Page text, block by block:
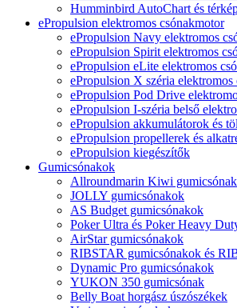
Humminbird AutoChart és
ePropulsion elektromos csónakmotor
ePropulsion Navy elektromos
ePropulsion Spirit elektromos
ePropulsion eLite elektromos
ePropulsion X széria elektromos
ePropulsion Pod Drive
ePropulsion I-széria belső
ePropulsion akkumulátorok és
ePropulsion propellerek és
ePropulsion kiegészítők
Gumicsónakok
Allroundmarin Kiwi
JOLLY gumicsónakok
AS Budget gumicsónakok
Poker Ultra és Poker Heavy
AirStar gumicsónakok
RIBSTAR gumicsónakok és
Dynamic Pro gumicsónakok
YUKON 350 gumicsónak
Belly Boat horgász úszószékek